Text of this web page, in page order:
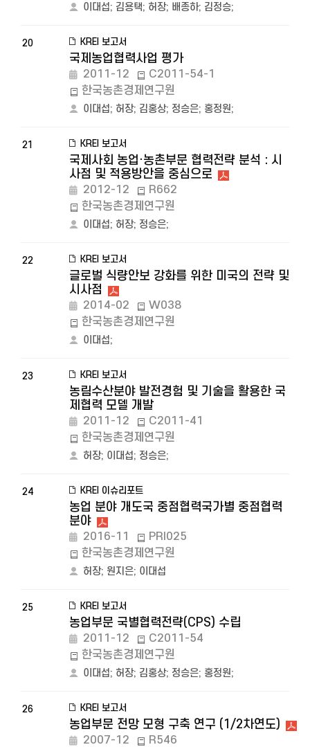
이대섭; 김용택; 허장; 배종하; 김정승;
20 KREI 보고서
국제농업협력사업 평가
2011-12
C2011-54-1
한국농촌경제연구원
이대섭; 허장; 김홍상; 정승은; 홍정원;
21 KREI 보고서
국제사회 농업·농촌부문 협력전략 분석 : 시
사점 및 적용방안을 중심으로
2012-12
R662
한국농촌경제연구원
이대섭; 허장; 정승은;
22 KREI 보고서
글로벌 식량안보 강화를 위한 미국의 전략 및
시사점
2014-02
W038
한국농촌경제연구원
이대섭;
23 KREI 보고서
농림수산분야 발전경험 및 기술을 활용한 국
제협력 모델 개발
2011-12
C2011-41
한국농촌경제연구원
허장; 이대섭; 정승은;
24 KREI 이슈리포트
농업 분야 개도국 중점협력국가별 중점협력
분야
2016-11
PRI025
한국농촌경제연구원
허장; 원지은; 이대섭
25 KREI 보고서
농업부문 국별협력전략(CPS) 수립
2011-12
C2011-54
한국농촌경제연구원
이대섭; 허장; 김홍상; 정승은; 홍정원;
26 KREI 보고서
농업부문 전망 모형 구축 연구 (1/2차연도)
2007-12
R546